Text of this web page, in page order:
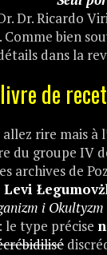
Dr. Ricardo
Comme bien
dans la
de
allez rire mais
du groupe IV
archives de
Levi
i
le type précise